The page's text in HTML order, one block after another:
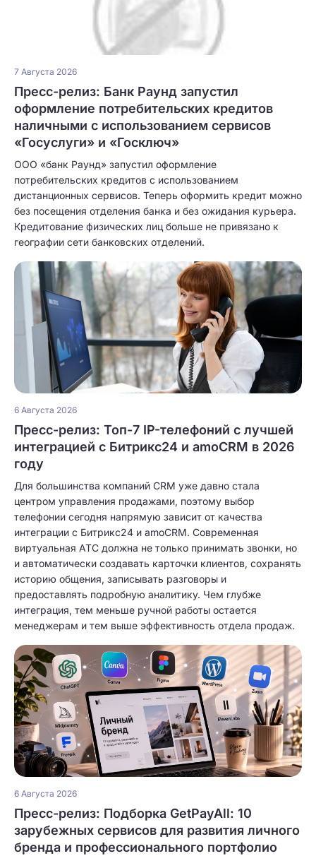
7 Августа 2026
Пресс-релиз: Банк Раунд запустил
оформление потребительских кредитов
наличными с использованием сервисов
«Госуслуги» и «Госключ»
ООО «банк Раунд» запустил оформление
потребительских кредитов с использованием
дистанционных сервисов. Теперь оформить кредит можно
без посещения отделения банка и без ожидания курьера.
Кредитование физических лиц больше не привязано к
географии сети банковских отделений.
6 Августа 2026
Пресс-релиз: Топ-7 IP-телефоний с лучшей
интеграцией с Битрикс24 и amoCRM в 2026
году
Для большинства компаний CRM уже давно стала
центром управления продажами, поэтому выбор
телефонии сегодня напрямую зависит от качества
интеграции с Битрикс24 и amoCRM. Современная
виртуальная АТС должна не только принимать звонки, но
и автоматически создавать карточки клиентов, сохранять
историю общения, записывать разговоры и
предоставлять подробную аналитику. Чем глубже
интеграция, тем меньше ручной работы остается
менеджерам и тем выше эффективность отдела продаж.
6 Августа 2026
Пресс-релиз: Подборка GetPayAll: 10
зарубежных сервисов для развития личного
бренда и профессионального портфолио